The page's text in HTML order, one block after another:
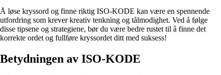
Å løse kryssord og finne riktig ISO-KODE kan være en spennende
utfordring som krever kreativ tenkning og tålmodighet. Ved å følge
disse tipsene og strategiene, bør du være bedre rustet til å finne det
korrekte ordet og fullføre kryssordet ditt med suksess!
Betydningen av ISO-KODE